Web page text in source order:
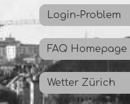
Login-Problem
FAQ Homepage
Wetter Zürich